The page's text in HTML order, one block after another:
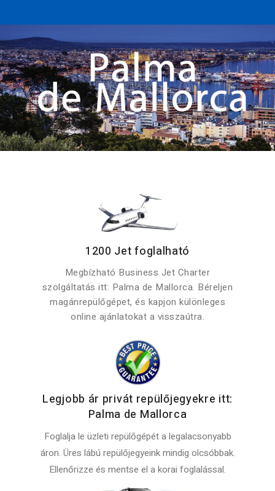
1200 Jet foglalható
Megbízható Business Jet Charter
szolgáltatás itt: Palma de Mallorca. Béreljen
magánrepülőgépet, és kapjon különleges
online ajánlatokat a visszaútra.
Legjobb ár privát repülőjegyekre itt:
Palma de Mallorca
Foglalja le üzleti repülőgépét a legalacsonyabb
áron. Üres lábú repülőjegyeink mindig olcsóbbak.
Ellenőrizze és mentse el a korai foglalással.